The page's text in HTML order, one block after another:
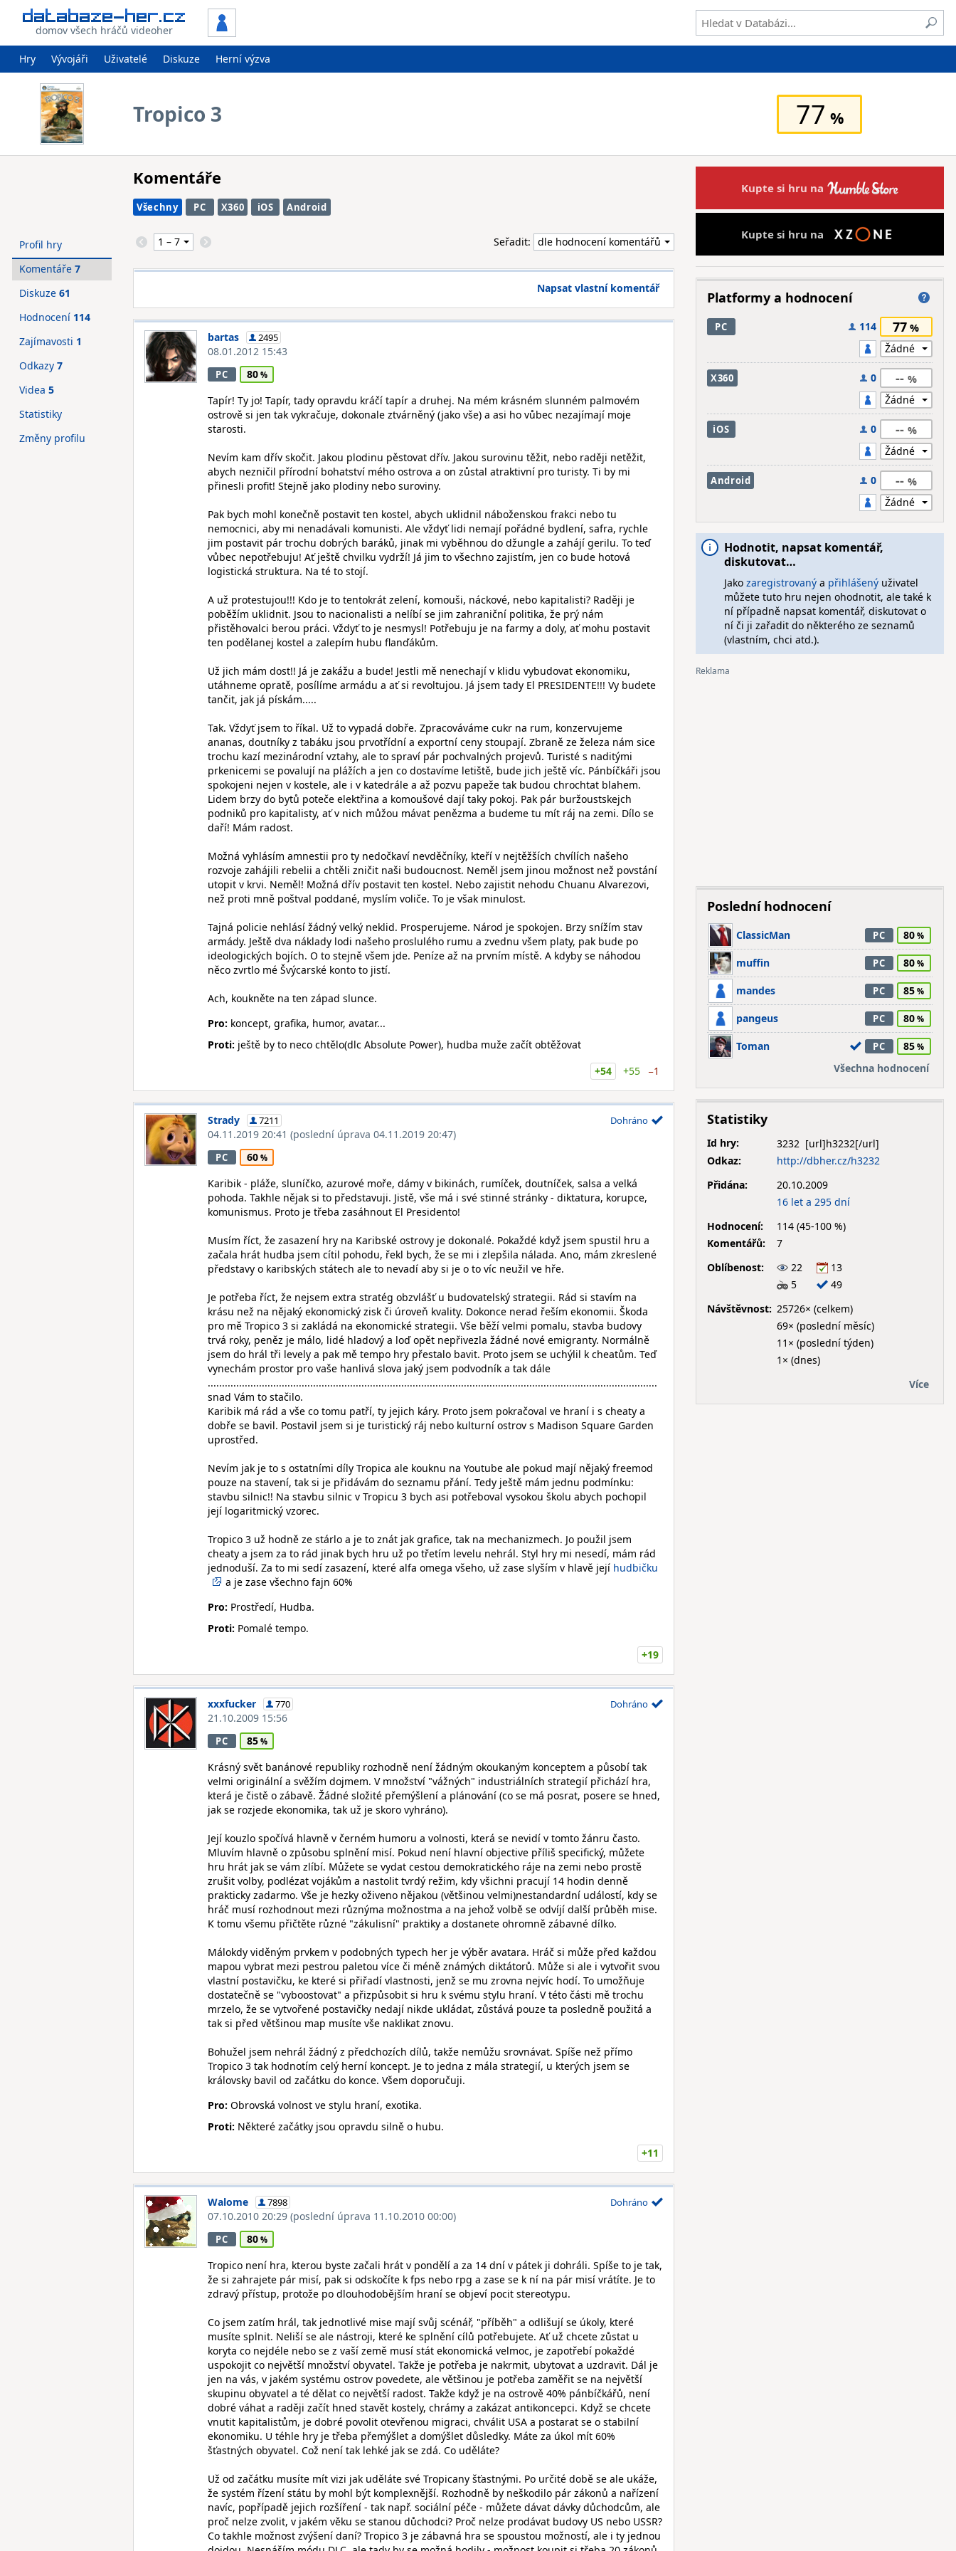
domov všech hráčů videoher
Hry Vývojáři Uživatelé Diskuze Herní výzva
Tropico 3 77
Komentáře
Všechny PC X360 iOS Android
Seřadit:
Napsat vlastní komentář
bartas 2495
08.01.2012 15:43
PC
80
Tapír! Ty jo! Tapír, tady opravdu kráčí tapír a druhej. Na mém krásném slunném palmovém
ostrově si jen tak vykračuje, dokonale ztvárněný (jako vše) a asi ho vůbec nezajímají moje
starosti.
Nevím kam dřív skočit. Jakou plodinu pěstovat dřív. Jakou surovinu těžit, nebo raději netěžit,
abych nezničil přírodní bohatství mého ostrova a on zůstal atraktivní pro turisty. Ti by mi
přinesli profit! Stejně jako plodiny nebo suroviny.
Pak bych mohl konečně postavit ten kostel, abych uklidnil náboženskou frakci nebo tu
nemocnici, aby mi nenadávali komunisti. Ale vždyť lidi nemají pořádné bydlení, safra, rychle
jim postavit pár trochu dobrých baráků, jinak mi vyběhnou do džungle a zahájí gerilu. To teď
vůbec nepotřebuju! Ať ještě chvilku vydrží! Já jim to všechno zajistím, jen co bude hotová
logistická struktura. Na té to stojí.
A už protestujou!!! Kdo je to tentokrát zelení, komouši, náckové, nebo kapitalisti? Raději je
poběžím uklidnit. Jsou to nacionalisti a nelíbí se jim zahraniční politika, že prý nám
přistěhovalci berou práci. Vždyť to je nesmysl! Potřebuju je na farmy a doly, ať mohu postavit
ten podělanej kostel a zalepím hubu flanďákům.
Už jich mám dost!! Já je zakážu a bude! Jestli mě nenechají v klidu vybudovat ekonomiku,
utáhneme opratě, posílíme armádu a ať si revoltujou. Já jsem tady El PRESIDENTE!!! Vy budete
tančit, jak já pískám.....
Tak. Vždyť jsem to říkal. Už to vypadá dobře. Zpracováváme cukr na rum, konzervujeme
ananas, doutníky z tabáku jsou prvotřídní a exportní ceny stoupají. Zbraně ze železa nám sice
trochu kazí mezinárodní vztahy, ale to spraví pár pochvalných projevů. Turisté s naditými
prkenicemi se povalují na plážích a jen co dostavíme letiště, bude jich ještě víc. Pánbíčkáři jsou
spokojeni nejen v kostele, ale i v katedrále a až pozvu papeže tak budou chrochtat blahem.
Lidem brzy do bytů poteče elektřina a komoušové dají taky pokoj. Pak pár buržoustskejch
podniků pro kapitalisty, ať v nich můžou mávat penězma a budeme tu mít ráj na zemi. Dílo se
daří! Mám radost.
Možná vyhlásím amnestii pro ty nedočkaví nevděčníky, kteří v nejtěžších chvílích našeho
rozvoje zahájili rebelii a chtěli zničit naši budoucnost. Neměl jsem jinou možnost než povstání
utopit v krvi. Neměl! Možná dřív postavit ten kostel. Nebo zajistit nehodu Chuanu Alvarezovi,
než proti mně poštval poddané, myslím voliče. To je však minulost.
Tajná policie nehlásí žádný velký neklid. Prosperujeme. Národ je spokojen. Brzy snížím stav
armády. Ještě dva náklady lodi našeho proslulého rumu a zvednu všem platy, pak bude po
ideologických bojích. O to stejně všem jde. Peníze až na prvním místě. A kdyby se náhodou
něco zvrtlo mé Švýcarské konto to jistí.
Ach, koukněte na ten západ slunce.
Pro: koncept, grafika, humor, avatar...
Proti: ještě by to neco chtělo(dlc Absolute Power), hudba muže začít obtěžovat
+54
+55 −1
Strady 7211
04.11.2019 20:41 (poslední úprava 04.11.2019 20:47)
Dohráno
PC
60
Karibik - pláže, sluníčko, azurové moře, dámy v bikinách, rumíček, doutníček, salsa a velká
pohoda. Takhle nějak si to představuji. Jistě, vše má i své stinné stránky - diktatura, korupce,
komunismus. Proto je třeba zasáhnout El Presidento!
Musím říct, že zasazení hry na Karibské ostrovy je dokonalé. Pokaždé když jsem spustil hru a
začala hrát hudba jsem cítil pohodu, řekl bych, že se mi i zlepšila nálada. Ano, mám zkreslené
představy o karibských státech ale to nevadí aby si je o to víc neužil ve hře.
Je potřeba říct, že nejsem extra stratég obzvlášť u budovatelský strategii. Rád si stavím na
krásu než na nějaký ekonomický zisk či úroveň kvality. Dokonce nerad řeším ekonomii. Škoda
pro mě Tropico 3 si zakládá na ekonomické strategii. Vše běží velmi pomalu, stavba budovy
trvá roky, peněz je málo, lidé hladový a loď opět nepřivezla žádné nové emigranty. Normálně
jsem do hrál tři levely a pak mě tempo hry přestalo bavit. Proto jsem se uchýlil k cheatům. Teď
vynechám prostor pro vaše hanlivá slova jaký jsem podvodník a tak dále
..............................................................................................................................................................
snad Vám to stačilo.
Karibik má rád a vše co tomu patří, ty jejich káry. Proto jsem pokračoval ve hraní i s cheaty a
dobře se bavil. Postavil jsem si je turistický ráj nebo kulturní ostrov s Madison Square Garden
uprostřed.
Nevím jak je to s ostatními díly Tropica ale kouknu na Youtube ale pokud mají nějaký freemod
pouze na stavení, tak si je přidávám do seznamu přání. Tedy ještě mám jednu podmínku:
stavbu silnic!! Na stavbu silnic v Tropicu 3 bych asi potřeboval vysokou školu abych pochopil
její logaritmický vzorec.
Tropico 3 už hodně ze stárlo a je to znát jak grafice, tak na mechanizmech. Jo použil jsem
cheaty a jsem za to rád jinak bych hru už po třetím levelu nehrál. Styl hry mi nesedí, mám rád
jednoduší. Za to mi sedí zasazení, které alfa omega všeho, už zase slyším v hlavě její hudbičku
a je zase všechno fajn 60%
Pro: Prostředí, Hudba.
Proti: Pomalé tempo.
+19
xxxfucker 770
21.10.2009 15:56
Dohráno
PC
85
Krásný svět banánové republiky rozhodně není žádným okoukaným konceptem a působí tak
velmi originální a svěžím dojmem. V množství "vážných" industriálních strategií přichází hra,
která je čistě o zábavě. Žádné složité přemýšlení a plánování (co se má posrat, posere se hned,
jak se rozjede ekonomika, tak už je skoro vyhráno).
Její kouzlo spočívá hlavně v černém humoru a volnosti, která se nevidí v tomto žánru často.
Mluvím hlavně o způsobu splnění misí. Pokud není hlavní objective příliš specifický, můžete
hru hrát jak se vám zlíbí. Můžete se vydat cestou demokratického ráje na zemi nebo prostě
zrušit volby, podlézat vojákům a nastolit tvrdý režim, kdy všichni pracují 14 hodin denně
prakticky zadarmo. Vše je hezky oživeno nějakou (většinou velmi)nestandardní událostí, kdy se
hráč musí rozhodnout mezi různýma možnostma a na jehož volbě se odvíjí další průběh mise.
K tomu všemu přičtěte různé "zákulisní" praktiky a dostanete ohromně zábavné dílko.
Málokdy viděným prvkem v podobných typech her je výběr avatara. Hráč si může před každou
mapou vybrat mezi pestrou paletou více či méně známých diktátorů. Může si ale i vytvořit svou
vlastní postavičku, ke které si přiřadí vlastnosti, jenž se mu zrovna nejvíc hodí. To umožňuje
dostatečně se "vyboostovat" a přizpůsobit si hru k svému stylu hraní. V této části mě trochu
mrzelo, že se vytvořené postavičky nedají nikde ukládat, zůstává pouze ta posledně použitá a
tak si před většinou map musíte vše naklikat znovu.
Bohužel jsem nehrál žádný z předchozích dílů, takže nemůžu srovnávat. Spíše než přímo
Tropico 3 tak hodnotím celý herní koncept. Je to jedna z mála strategií, u kterých jsem se
královsky bavil od začátku do konce. Všem doporučuji.
Pro: Obrovská volnost ve stylu hraní, exotika.
Proti: Některé začátky jsou opravdu silně o hubu.
+11
Walome 7898
07.10.2010 20:29 (poslední úprava 11.10.2010 00:00)
Dohráno
PC
80
Tropico není hra, kterou byste začali hrát v pondělí a za 14 dní v pátek ji dohráli. Spíše to je tak,
že si zahrajete pár misí, pak si odskočíte k fps nebo rpg a zase se k ní na pár misí vrátíte. Je to
zdravý přístup, protože po dlouhodobějším hraní se objeví pocit stereotypu.
Co jsem zatím hrál, tak jednotlivé mise mají svůj scénář, "příběh" a odlišují se úkoly, které
musíte splnit. Neliší se ale nástroji, které ke splnění cílů potřebujete. Ať už chcete zůstat u
koryta co nejdéle nebo se z vaší země musí stát ekonomická velmoc, je zapotřebí pokaždé
uspokojit co největší množství obyvatel. Takže je potřeba je nakrmit, ubytovat a uzdravit. Dál je
jen na vás, v jakém systému ostrov povedete, ale většinou je potřeba zaměřit se na největší
skupinu obyvatel a té dělat co největší radost. Takže když je na ostrově 40% pánbíčkářů, není
dobré váhat a raději začít hned stavět kostely, chrámy a zakázat antikoncepci. Když se chcete
vnutit kapitalistům, je dobré povolit otevřenou migraci, chválit USA a postarat se o stabilní
ekonomiku. U téhle hry je třeba přemýšlet a domýšlet důsledky. Máte za úkol mít 60%
šťastných obyvatel. Což není tak lehké jak se zdá. Co uděláte?
Už od začátku musíte mít vizi jak uděláte své Tropicany šťastnými. Po určité době se ale ukáže,
že systém řízení státu by mohl být komplexnější. Rozhodně by neškodilo pár zákonů a nařízení
navíc, popřípadě jejich rozšíření - tak např. sociální péče - můžete dávat dávky důchodcům, ale
proč nelze zvolit, v jakém věku se stanou důchodci? Proč nelze prodávat budovy US nebo USSR?
Co takhle možnost zvýšení daní? Tropico 3 je zábavná hra se spoustou možností, ale i ty jednou
Profil hry
Komentáře 7
Diskuze 61
Hodnocení 114
Zajímavosti 1
Odkazy 7
Videa 5
Statistiky
Změny profilu
Kupte si hru na
Kupte si hru na
Platformy a hodnocení
PC 114 77
X360 0 --
iOS 0 --
Android 0 --
Hodnotit, napsat komentář,
diskutovat…
Jako zaregistrovanýa přihlášenýuživatel
můžete tuto hru nejen ohodnotit, ale také k
ní případně napsat komentář, diskutovat o
ní či ji zařadit do některého ze seznamů
(vlastním, chci atd.).
Poslední hodnocení
ClassicMan PC 80
muffin PC 80
mandes PC 85
pangeus PC 80
Toman PC
85
Všechna hodnocení
Statistiky
Id hry:
3232
Odkaz:
http://dbher.cz/h3232
Přidána:
20.10.2009
16 let a 295 dní
Hodnocení:
114 (45-100 %)
Komentářů:
7
Oblíbenost:
22
13
5
49
Návštěvnost: 25726× (celkem)
69× (poslední měsíc)
11× (poslední týden)
1× (dnes)
Více